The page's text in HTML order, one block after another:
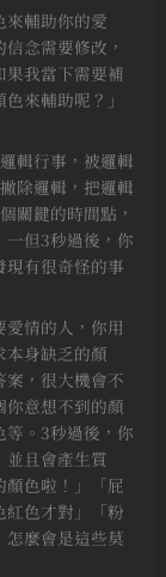
來輔助你的愛
念需要修改，
果我當下需要補
來輔助呢？」
輯行事，被邏輯
除邏輯，把邏輯
關鍵的時間點，
一但3秒過後，你
現有很奇怪的事
情的人，你用
本身缺乏的顏
案，很大機會不
你意想不到的顏
等。3秒過後，你
並且會產生質
顏色啦！」「屁
紅色才對」「粉
怎麼會是這些莫